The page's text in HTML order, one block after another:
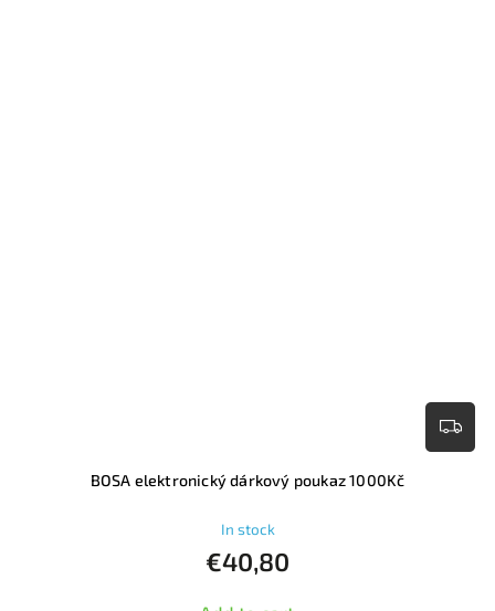
BOSA elektronický dárkový poukaz 1000Kč
In stock
€40,80